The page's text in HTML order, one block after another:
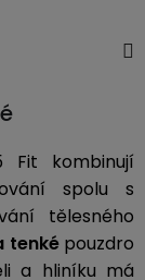
Fit kombinují
spolu s
tělesného
tenképouzdro
a hliníku má